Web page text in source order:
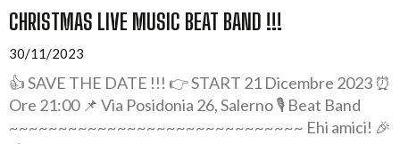
CHRISTMAS LIVE MUSIC BEAT BAND !!!
30/11/2023
👍 SAVE THE DATE !!! 👉 START 21 Dicembre 2023 ⏰
Ore 21:00 📌 Via Posidonia 26, Salerno 🎙️ Beat Band
~~~~~~~~~~~~~~~~~~~~~~~~~~~~~~ Ehi amici! 🎉